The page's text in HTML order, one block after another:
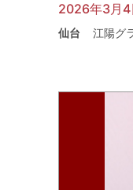
2026年3月4
仙台 江陽グ